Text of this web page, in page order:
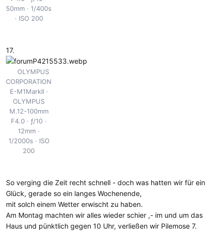
50mm
1/400s
ISO 200
17.
OLYMPUS
CORPORATION
E-M1MarkII
OLYMPUS
M.12-100mm
F4.0
ƒ/10
12mm
1/2000s
ISO
200
So verging die Zeit recht schnell - doch was hatten wir für ein
Glück, gerade so ein langes Wochenende,
mit solch einem Wetter erwischt zu haben.
Am Montag machten wir alles wieder schier ,- im und um das
Haus und pünktlich gegen 10 Uhr, verließen wir Pilemose 7.